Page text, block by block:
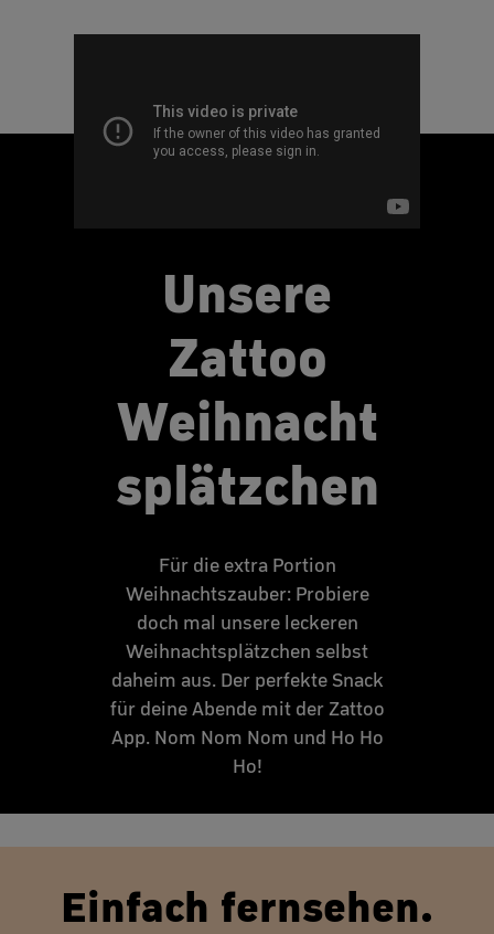
Unsere
Zattoo
Weihnacht
splätzchen
Für die extra Portion
Weihnachtszauber: Probiere
doch mal unsere leckeren
Weihnachtsplätzchen selbst
daheim aus. Der perfekte Snack
für deine Abende mit der Zattoo
App. Nom Nom Nom und Ho Ho
Ho!
Einfach fernsehen.